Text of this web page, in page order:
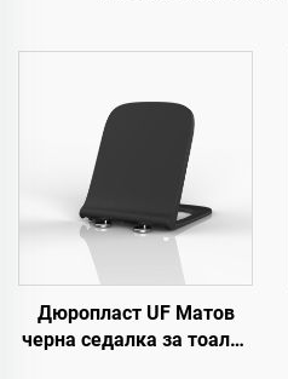
Дюропласт UF Матов
черна седалка за тоалет